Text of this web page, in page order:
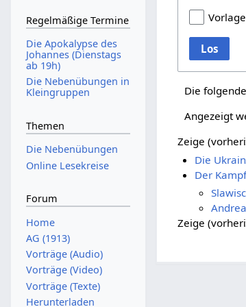
Los
Die
Angezeigt
Zeige (
Die
Der
Zeige (
Regelmäßige Termine
Die Apokalypse des
Johannes (Dienstags
ab 19h)
Die Nebenübungen in
Kleingruppen
Themen
Die Nebenübungen
Online Lesekreise
Forum
Home
AG (1913)
Vorträge (Audio)
Vorträge (Video)
Vorträge (Texte)
Herunterladen